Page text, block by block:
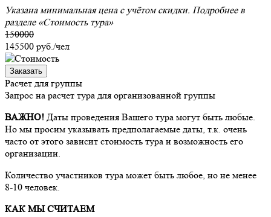
Указана минимальная цена с учётом скидки. Подробнее в
разделе «Стоимость тура»
150000
145500 руб./чел
Заказать
Расчет для группы
Запрос на расчет тура для организованной группы
ВАЖНО! Даты проведения Вашего тура могут быть любые.
Но мы просим указывать предполагаемые даты, т.к. очень
часто от этого зависит стоимость тура и возможность его
организации.
Количество участников тура может быть любое, но не менее
8-10 человек.
КАК МЫ СЧИТАЕМ